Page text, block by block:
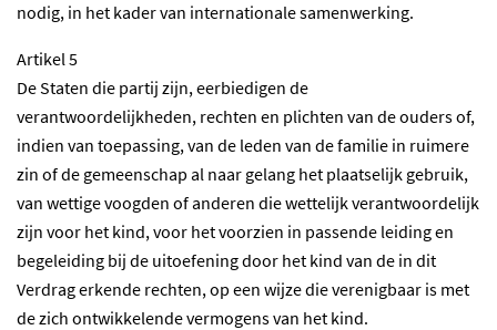
nodig, in het kader van internationale samenwerking.
Artikel 5
De Staten die partij zijn, eerbiedigen de
verantwoordelijkheden, rechten en plichten van de ouders of,
indien van toepassing, van de leden van de familie in ruimere
zin of de gemeenschap al naar gelang het plaatselijk gebruik,
van wettige voogden of anderen die wettelijk verantwoordelijk
zijn voor het kind, voor het voorzien in passende leiding en
begeleiding bij de uitoefening door het kind van de in dit
Verdrag erkende rechten, op een wijze die verenigbaar is met
de zich ontwikkelende vermogens van het kind.